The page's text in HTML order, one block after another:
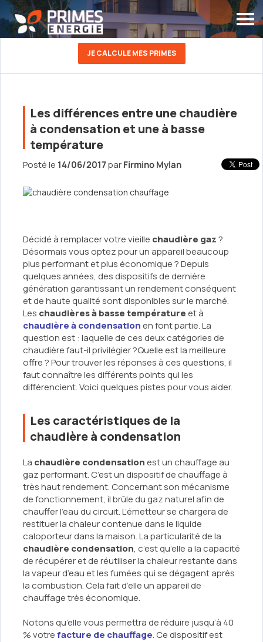
JE CALCULE MES PRIMES
Les différences entre une chaudière
à condensation et une à basse
température
Posté le 14/06/2017parFirmino Mylan
Décidé à remplacer votre vieille chaudière gaz?
Désormais vous optez pour un appareil beaucoup
plus performant et plus économique ? Depuis
quelques années, des dispositifs de dernière
génération garantissant un rendement conséquent
et de haute qualité sont disponibles sur le marché.
Les chaudières à basse températureet à
chaudière à condensationen font partie. La
question est : laquelle de ces deux catégories de
chaudière faut-il privilégier ?Quelle est la meilleure
offre ? Pour trouver les réponses à ces questions, il
faut connaître les différents points qui les
différencient. Voici quelques pistes pour vous aider.
Les caractéristiques de la
chaudière à condensation
La chaudière condensationest un chauffage au
gaz performant. C’est un dispositif de chauffage à
très haut rendement. Concernant son mécanisme
de fonctionnement, il brûle du gaz naturel afin de
chauffer l’eau du circuit. L’émetteur se chargera de
restituer la chaleur contenue dans le liquide
caloporteur dans la maison. La particularité de la
chaudière condensation, c’est qu’elle a la capacité
de récupérer et de réutiliser la chaleur restante dans
la vapeur d’eau et les fumées qui se dégagent après
la combustion. Cela fait d’elle un appareil de
chauffage très économique.
Notons qu’elle vous permettra de réduire jusqu’à 40
% votrefacture de chauffage. Ce dispositif est